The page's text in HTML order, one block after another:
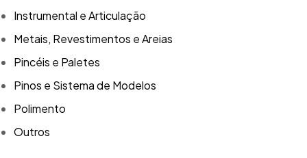
Instrumental e Articulação
Metais, Revestimentos e Areias
Pincéis e Paletes
Pinos e Sistema de Modelos
Polimento
Outros